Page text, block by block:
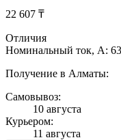
22 607 ₸
Отличия
Номинальный ток, А:
Получение в Алматы:
Самовывоз:
10 августа
Курьером:
11 августа